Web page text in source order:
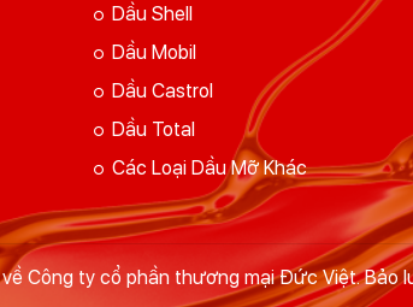
Dầu Shell
Dầu Mobil
Dầu Castrol
Dầu Total
Các Loại Dầu Mỡ Khác
Công ty cổ phần thương mại Đức Việt. Bảo